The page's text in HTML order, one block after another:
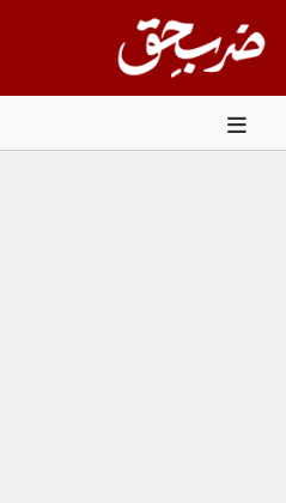
content